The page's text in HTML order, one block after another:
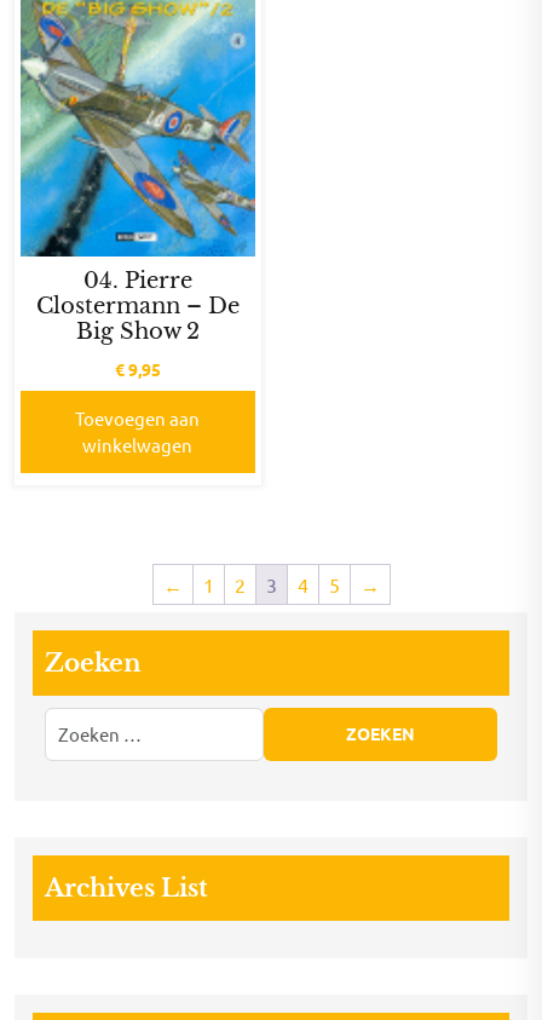
04. Pierre
Clostermann – De
Big Show 2
€9,95
Toevoegen aan
winkelwagen
← 1 2 3 4 5 →
Zoeken
Archives List